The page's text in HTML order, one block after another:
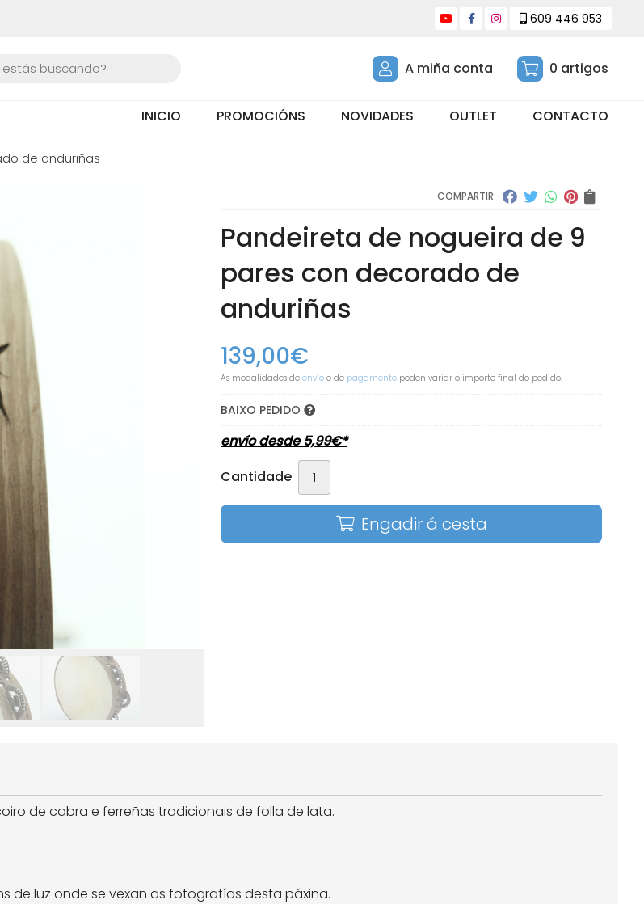
609 446 953
A miña conta 0 artigos
INICIO PROMOCIÓNS NOVIDADES OUTLET CONTACTO
de anduriñas
COMPARTIR:
Pandeireta de nogueira de 9
pares con decorado de
anduriñas
139,00€
As modalidades de envío e de pagamento poden variar o importe final do pedido.
BAIXO PEDIDO
envío desde5,99€*
Cantidade
Engadir á cesta
de cabra e ferreñas tradicionais de folla de lata.
luz onde se vexan as fotografías desta páxina.